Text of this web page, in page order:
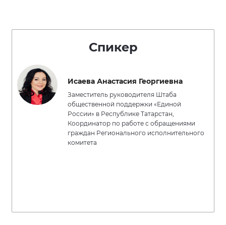
Спикер
Исаева Анастасия Георгиевна
Заместитель руководителя Штаба
общественной поддержки «Единой
России» в Республике Татарстан,
Координатор по работе с обращениями
граждан Регионального исполнительного
комитета